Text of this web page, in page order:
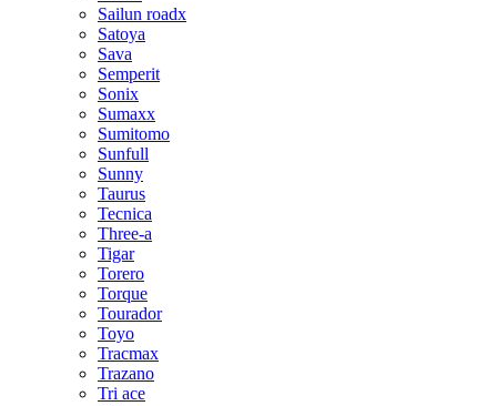
Sailun roadx
Satoya
Sava
Semperit
Sonix
Sumaxx
Sumitomo
Sunfull
Sunny
Taurus
Tecnica
Three-a
Tigar
Torero
Torque
Tourador
Toyo
Tracmax
Trazano
Tri ace